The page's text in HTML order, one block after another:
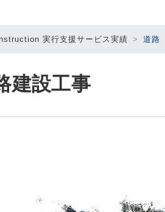
実行支援サービス実績 道路
建設工事